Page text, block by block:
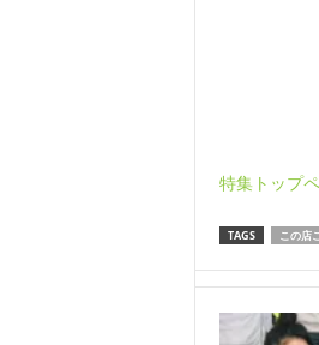
特集トップ
TAGS この店